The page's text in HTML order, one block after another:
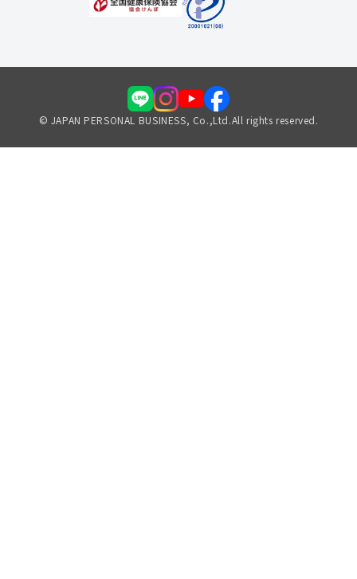
© JAPAN PERSONAL BUSINESS, Co.,Ltd.All rights reserved.